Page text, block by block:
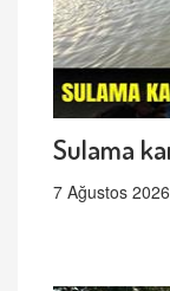
Sulama
7 Ağustos